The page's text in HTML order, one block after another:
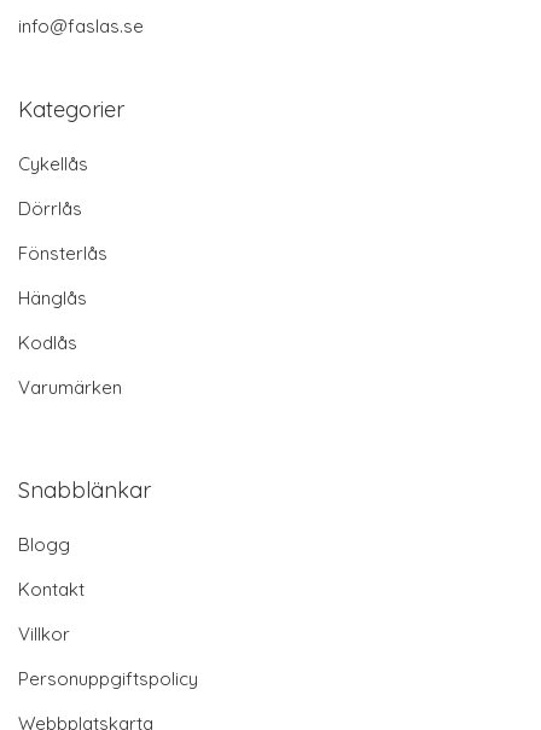
info@faslas.se
Kategorier
Cykellås
Dörrlås
Fönsterlås
Hänglås
Kodlås
Varumärken
Snabblänkar
Blogg
Kontakt
Villkor
Personuppgiftspolicy
Webbplatskarta